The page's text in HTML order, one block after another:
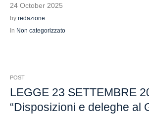
24 October 2025
by redazione
In Non categorizzato
POST
LEGGE 23 SETTEMBRE
“Disposizioni e deleghe al